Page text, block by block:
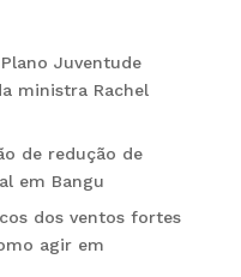
Juventude
ministra Rachel
de redução de
em Bangu
dos ventos fortes
agir em